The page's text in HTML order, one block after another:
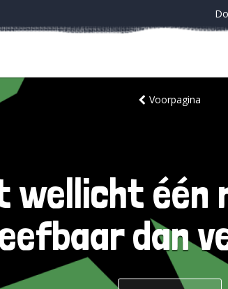
Voorpagina
wellicht één
dan